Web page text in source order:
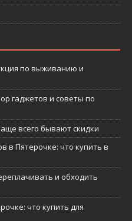
по выживанию и
гаджетов и советы по
всего бывают скидки
в Пятерочке: что купить в
и обходить
что купить для